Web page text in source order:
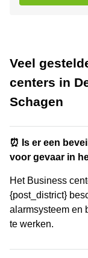
Veel
centers in
Schagen
⏰ Is er een
voor gevaar in
Het Business
{post_district}
alarmsysteem en
te werken.